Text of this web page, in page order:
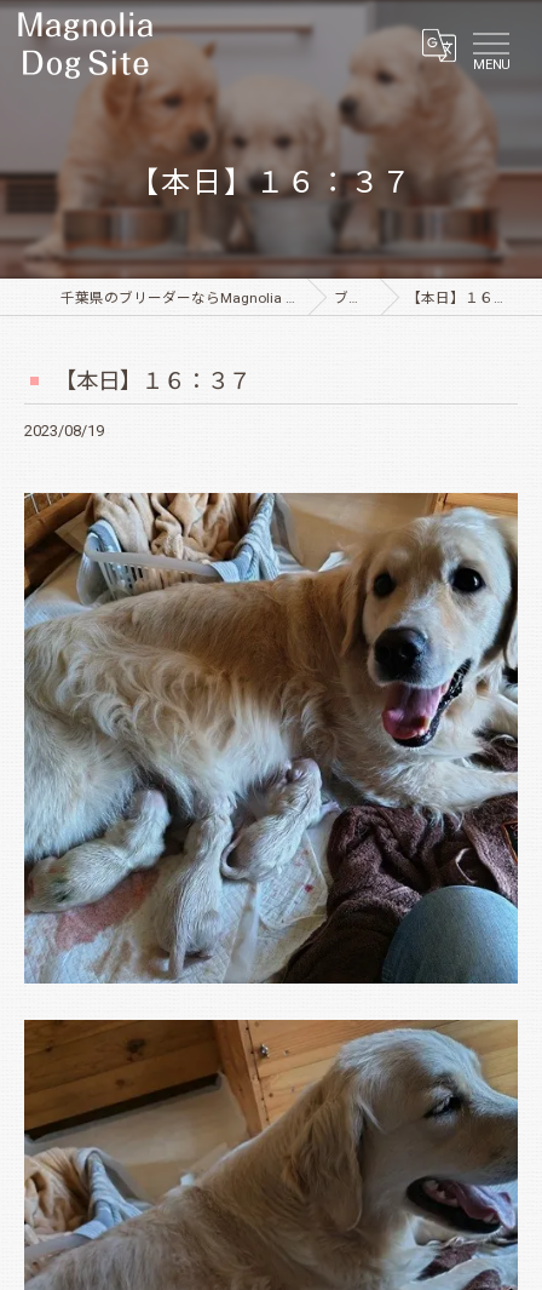
MENU
【本日】１６：３７
千葉県のブリーダーならMagnolia Dog Site ブログ 【本日】１６：３７
【本日】１６：３７
2023/08/19